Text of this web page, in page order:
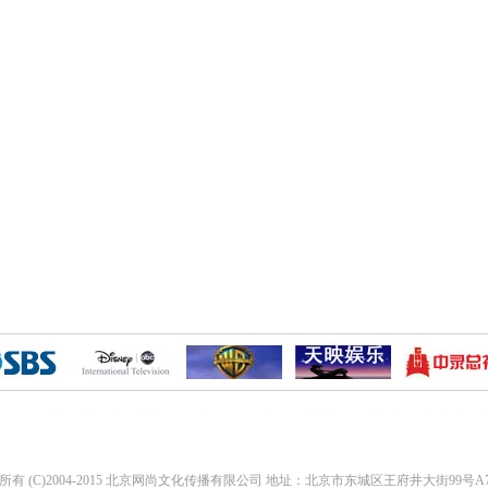
有 (C)2004-2015 北京网尚文化传播有限公司 地址：北京市东城区王府井大街99号